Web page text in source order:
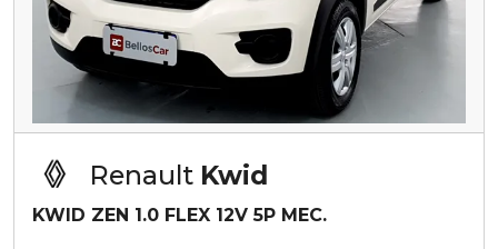
Renault Kwid
KWID ZEN 1.0 FLEX 12V 5P MEC.